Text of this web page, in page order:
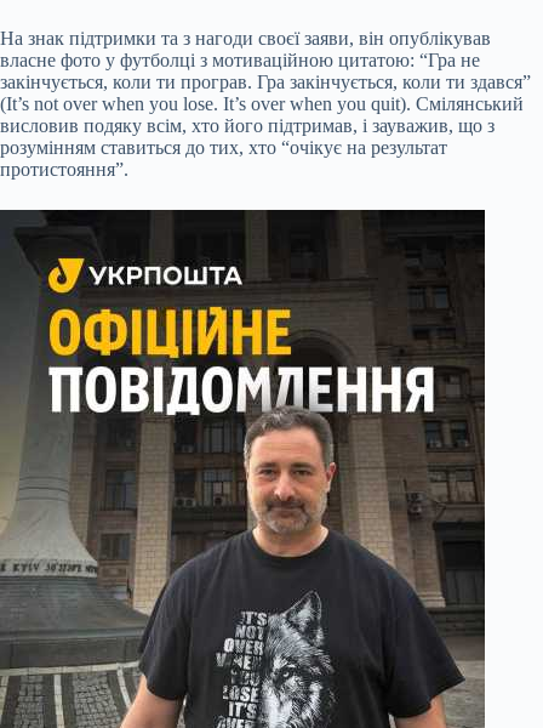
На знак підтримки та з нагоди своєї заяви, він опублікував
власне фото у футболці з мотиваційною цитатою: “Гра не
закінчується, коли ти програв. Гра закінчується, коли ти здався”
(It’s not over when you lose. It’s over when you quit). Смілянський
висловив подяку всім, хто його підтримав, і зауважив, що з
розумінням ставиться до тих, хто “очікує на результат
протистояння”.